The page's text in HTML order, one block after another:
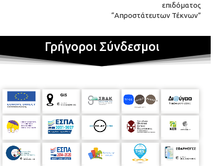
επιδόματος
“Απροστάτευτων Τέκνων”
Γρήγοροι Σύνδεσμοι